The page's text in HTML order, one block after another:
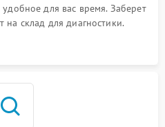
для вас время. Заберет
на склад для диагностики.